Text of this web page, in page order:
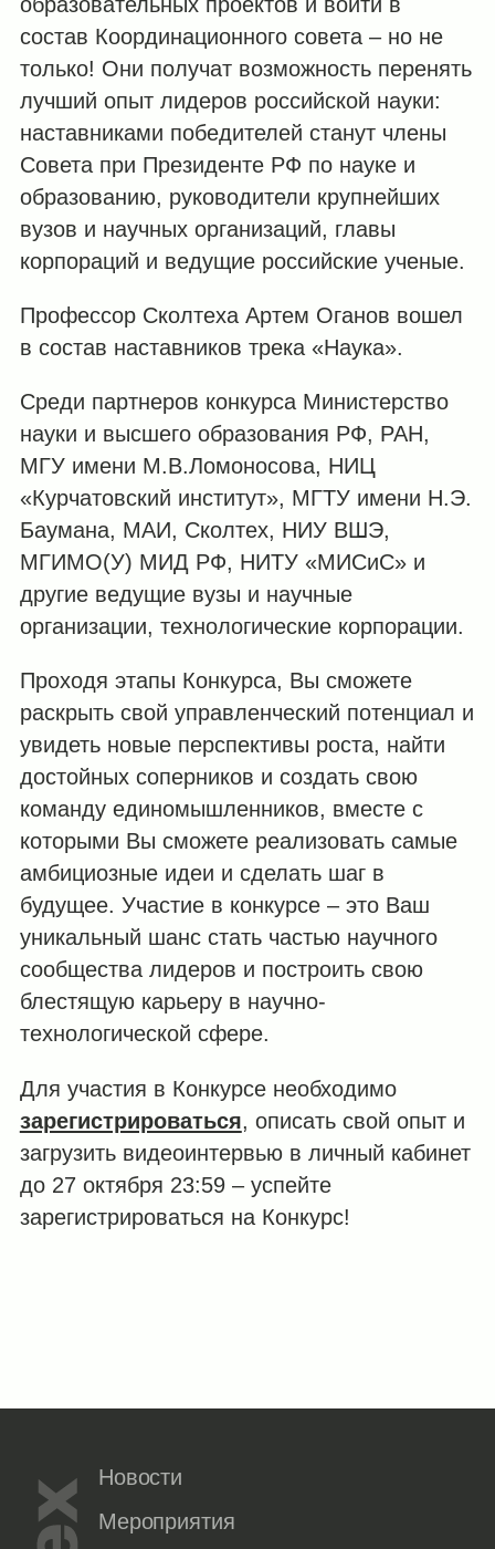
состав Координационного совета – но не
только! Они получат возможность перенять
лучший опыт лидеров российской науки:
наставниками победителей станут члены
Совета при Президенте РФ по науке и
образованию, руководители крупнейших
вузов и научных организаций, главы
корпораций и ведущие российские ученые.
Профессор Сколтеха Артем Оганов вошел
в состав наставников трека «Наука».
Среди партнеров конкурса Министерство
науки и высшего образования РФ, РАН,
МГУ имени М.В.Ломоносова, НИЦ
«Курчатовский институт», МГТУ имени Н.Э.
Баумана, МАИ, Сколтех, НИУ ВШЭ,
МГИМО(У) МИД РФ, НИТУ «МИСиС» и
другие ведущие вузы и научные
организации, технологические корпорации.
Проходя этапы Конкурса, Вы сможете
раскрыть свой управленческий потенциал и
увидеть новые перспективы роста, найти
достойных соперников и создать свою
команду единомышленников, вместе с
которыми Вы сможете реализовать самые
амбициозные идеи и сделать шаг в
будущее. Участие в конкурсе – это Ваш
уникальный шанс стать частью научного
сообщества лидеров и построить свою
блестящую карьеру в научно-
технологической сфере.
Для участия в Конкурсе необходимо
зарегистрироваться, описать свой опыт и
загрузить видеоинтервью в личный кабинет
до 27 октября 23:59 – успейте
зарегистрироваться на Конкурс!
Новости
Мероприятия